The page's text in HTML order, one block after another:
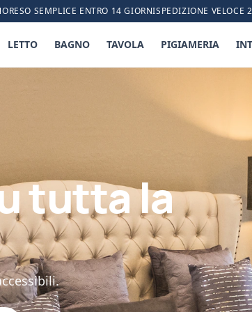
RESO SEMPLICE ENTRO 14 GIORNISPEDIZIONE VELOCE
LETTO BAGNO TAVOLA PIGIAMERIA
tutta la